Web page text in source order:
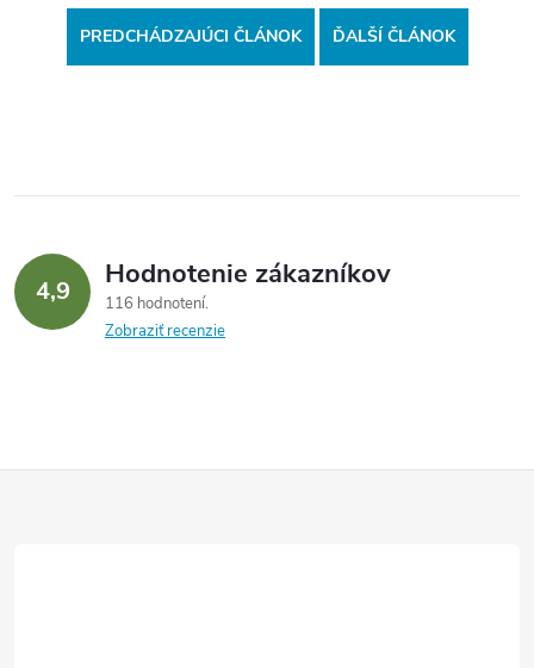
PREDCHÁDZAJÚCI ČLÁNOK ĎALŠÍ ČLÁNOK
4,9 Hodnotenie zákazníkov
116 hodnotení
Zobraziť recenzie